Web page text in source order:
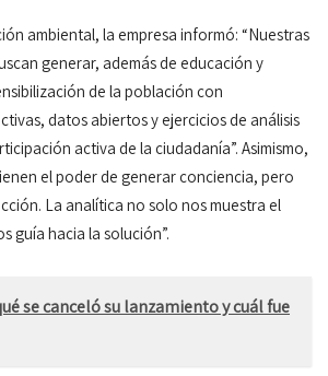
ambiental, la empresa informó: “Nuestras
generar, además de educación y
de la población con
datos abiertos y ejercicios de análisis
activa de la ciudadanía”. Asimismo,
el poder de generar conciencia, pero
La analítica no solo nos muestra el
guía hacia la solución”.
se canceló su lanzamiento y cuál fue